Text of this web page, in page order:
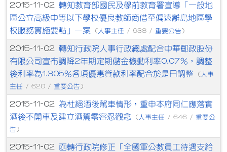
2015-11-02 轉知教育部國民及學前教育署宣導「一般地
區公立高級中等以下學校優良教師商借至偏遠離島地區學
校服務實施要點」一案
( 人事主任 / 638 / 重要公告 )
2015-11-02 轉知行政院人事行政總處配合中華郵政股份
有限公司宣布調降2年期定期儲金機動利率0.07％，調整
後利率為1.305％各項優惠貸款利率配合於是日調整
( 人事
主任 / 620 / 重要公告 )
2015-11-02 為杜絕酒後駕車情形，重申本府同仁應落實
酒後不開車及建立酒駕零容忍觀念
( 人事主任 / 646 / 重要公
告 )
2015-11-02 函轉行政院修正「全國軍公教員工待遇支給